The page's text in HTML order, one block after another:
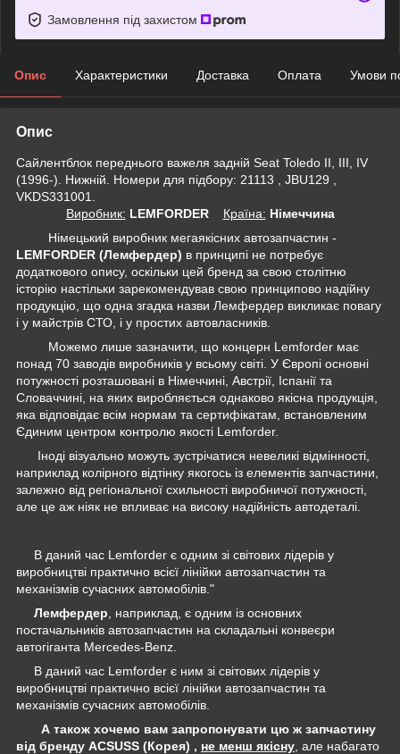
Замовлення під захистом
Опис Характеристики Доставка Оплата Умови
Опис
Сайлентблок переднього важеля задній Seat Toledo II, III, IV
(1996-). Нижній. Номери для підбору: 21113 , JBU129 ,
VKDS331001.
Виробник: LEMFORDER Крaїна: Німеччина
Німецький виробник мегаякісних автозапчастин -
LEMFORDER (Лемфердер) в принципі не потребує
додаткового опису, оскільки цей бренд за свою столітню
історію настільки зарекомендував свою принципово надійну
продукцію, що одна згадка назви Лемфердер викликає повагу
і у майстрів СТО, і у простих автовласників.
Можемо лише зазначити, що концерн Lemforder має
понад 70 заводів виробників у всьому світі. У Європі основні
потужності розташовані в Німеччині, Австрії, Іспанії та
Словаччині, на яких виробляється однаково якісна продукція,
яка відповідає всім нормам та сертифікатам, встановленим
Єдиним центром контролю якості Lemforder.
Іноді візуально можуть зустрічатися невеликі відмінності,
наприклад колірного відтінку якогось із елементів запчастини,
залежно від регіональної схильності виробничої потужності,
але це аж ніяк не впливає на високу надійність автодеталі.
В даний час Lemforder є одним зі світових лідерів у
виробництві практично всієї лінійки автозапчастин та
механізмів сучасних автомобілів."
Лемфердер , наприклад, є одним із основних
постачальників автозапчастин на складальні конвеєри
автогіганта Mercedes-Benz.
В даний час Lemforder є ним зі світових лідерів у
виробництві практично всієї лінійки автозапчастин та
механізмів сучасних автомобілів.
А також хочемо вам запропонувати цю ж запчастину
від бренду ACSUSS (Корея) , не менш якісну , але набагато